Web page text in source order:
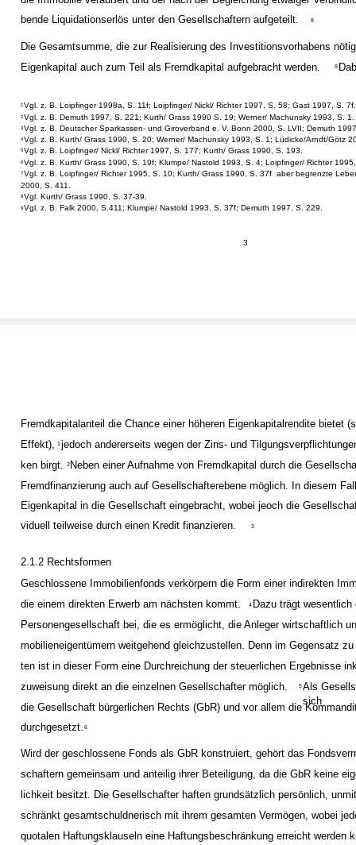
bende Liquidationserlös unter den Gesellschaftern aufgeteilt.
8
Die Gesamtsumme, die zur Realisierung des Investitionsvorhabens
Eigenkapital auch zum Teil als Fremdkapital aufgebracht werden.
9
1 Vgl. z. B. Loipfinger 1998a, S. 11f; Loipfinger/ Nickl/ Richter 1997, S. 58; Gast 1997, S. 7f.
2Vgl. z. B. Demuth 1997, S. 221; Kurth/ Grass 1990 S. 19; Werner/ Machunsky 1993, S. 1.
3Vgl. z. B. Deutscher Sparkassen- und Giroverband e. V. Bonn 2000, S. LVII; Demuth
4Vgl. z. B. Kurth/ Grass 1990, S. 20; Werner/ Machunsky 1993, S. 1; Lüdicke/Arndt/Götz
5Vgl. z. B. Loipfinger/ Nickl/ Richter 1997, S. 177; Kurth/ Grass 1990, S. 193.
6Vgl. z. B. Kurth/ Grass 1990, S. 19f; Klumpe/ Nastold 1993, S. 4; Loipfinger/ Richter
7Vgl. z. B. Loipfinger/ Richter 1995, S. 10; Kurth/ Grass 1990, S. 37f ­ aber begrenzte
2000, S. 411.
8Vgl. Kurth/ Grass 1990, S. 37-39.
9Vgl. z. B. Falk 2000, S.411; Klumpe/ Nastold 1993, S. 37f; Demuth 1997, S. 229.
3
Fremdkapitalanteil die Chance einer höheren Eigenkapitalrendite bietet
Effekt),
1jedoch andererseits wegen der Zins- und
ken birgt.
2Neben einer Aufnahme von Fremdkapital durch die
Fremdfinanzierung auch auf Gesellschafterebene möglich. In diesem
Eigenkapital in die Gesellschaft eingebracht, wobei jeoch die
viduell teilweise durch einen Kredit finanzieren.
3
2.1.2 Rechtsformen
Geschlossene Immobilienfonds verkörpern die Form einer indirekten
die einem direkten Erwerb am nächsten kommt.
4 Dazu trägt
Personengesellschaft bei, die es ermöglicht, die Anleger wirtschaftlich
mobilieneigentümern weitgehend gleichzustellen. Denn im Gegensatz
ten ist in dieser Form eine Durchreichung der steuerlichen Ergebnisse
zuweisung direkt an die einzelnen Gesellschafter möglich.
5Als
sich
die Gesellschaft bürgerlichen Rechts (GbR) und vor allem die
durchgesetzt. 6
Wird der geschlossene Fonds als GbR konstruiert, gehört das
schaftern gemeinsam und anteilig ihrer Beteiligung, da die GbR keine
lichkeit besitzt. Die Gesellschafter haften grundsätzlich persönlich,
schränkt gesamtschuldnerisch mit ihrem gesamten Vermögen, wobei
quotalen Haftungsklauseln eine Haftungsbeschränkung erreicht werden